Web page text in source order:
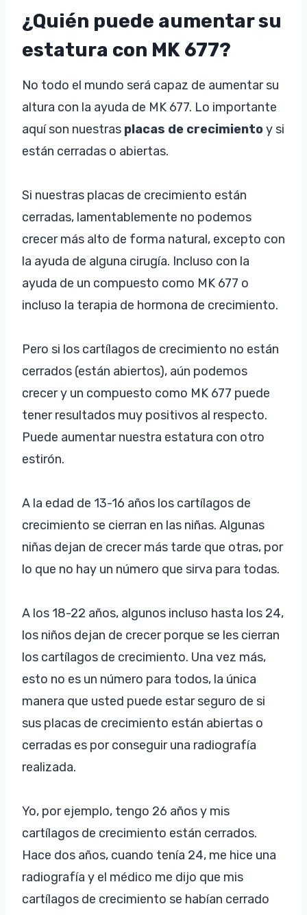
¿Quién puede aumentar su
estatura con MK 677?
No todo el mundo será capaz de aumentar su
altura con la ayuda de MK 677. Lo importante
aquí son nuestras placas de crecimientoy si
están cerradas o abiertas.
Si nuestras placas de crecimiento están
cerradas, lamentablemente no podemos
crecer más alto de forma natural, excepto con
la ayuda de alguna cirugía. Incluso con la
ayuda de un compuesto como MK 677 o
incluso la terapia de hormona de crecimiento.
Pero si los cartílagos de crecimiento no están
cerrados (están abiertos), aún podemos
crecer y un compuesto como MK 677 puede
tener resultados muy positivos al respecto.
Puede aumentar nuestra estatura con otro
estirón.
A la edad de 13-16 años los cartílagos de
crecimiento se cierran en las niñas. Algunas
niñas dejan de crecer más tarde que otras, por
lo que no hay un número que sirva para todas.
A los 18-22 años, algunos incluso hasta los 24,
los niños dejan de crecer porque se les cierran
los cartílagos de crecimiento. Una vez más,
esto no es un número para todos, la única
manera que usted puede estar seguro de si
sus placas de crecimiento están abiertas o
cerradas es por conseguir una radiografía
realizada.
Yo, por ejemplo, tengo 26 años y mis
cartílagos de crecimiento están cerrados.
Hace dos años, cuando tenía 24, me hice una
radiografía y el médico me dijo que mis
cartílagos de crecimiento se habían cerrado